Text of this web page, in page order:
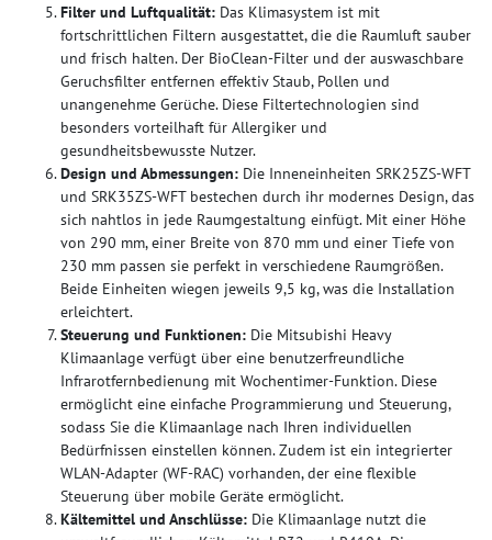
Filter und Luftqualität: Das Klimasystem ist mit
fortschrittlichen Filtern ausgestattet, die die Raumluft sauber
und frisch halten. Der BioClean-Filter und der auswaschbare
Geruchsfilter entfernen effektiv Staub, Pollen und
unangenehme Gerüche. Diese Filtertechnologien sind
besonders vorteilhaft für Allergiker und
gesundheitsbewusste Nutzer.
Design und Abmessungen: Die Inneneinheiten SRK25ZS-WFT
und SRK35ZS-WFT bestechen durch ihr modernes Design, das
sich nahtlos in jede Raumgestaltung einfügt. Mit einer Höhe
von 290 mm, einer Breite von 870 mm und einer Tiefe von
230 mm passen sie perfekt in verschiedene Raumgrößen.
Beide Einheiten wiegen jeweils 9,5 kg, was die Installation
erleichtert.
Steuerung und Funktionen: Die Mitsubishi Heavy
Klimaanlage verfügt über eine benutzerfreundliche
Infrarotfernbedienung mit Wochentimer-Funktion. Diese
ermöglicht eine einfache Programmierung und Steuerung,
sodass Sie die Klimaanlage nach Ihren individuellen
Bedürfnissen einstellen können. Zudem ist ein integrierter
WLAN-Adapter (WF-RAC) vorhanden, der eine flexible
Steuerung über mobile Geräte ermöglicht.
Kältemittel und Anschlüsse: Die Klimaanlage nutzt die